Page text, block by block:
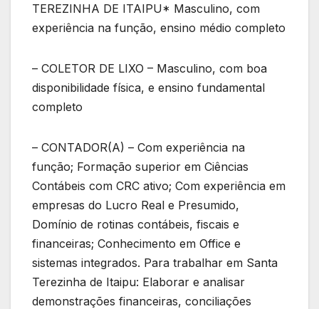
TEREZINHA DE ITAIPU* Masculino, com
experiência na função, ensino médio completo
– COLETOR DE LIXO – Masculino, com boa
disponibilidade física, e ensino fundamental
completo
– CONTADOR(A) – Com experiência na
função; Formação superior em Ciências
Contábeis com CRC ativo; Com experiência em
empresas do Lucro Real e Presumido,
Domínio de rotinas contábeis, fiscais e
financeiras; Conhecimento em Office e
sistemas integrados. Para trabalhar em Santa
Terezinha de Itaipu: Elaborar e analisar
demonstrações financeiras, conciliações